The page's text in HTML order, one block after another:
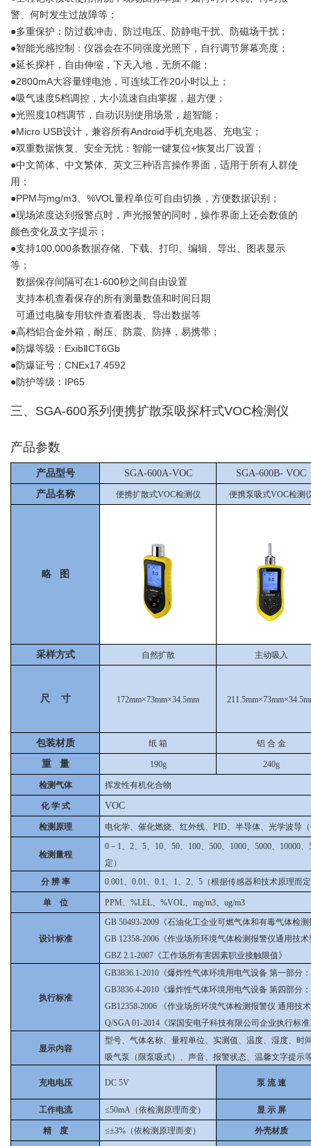
警、何时发生过故障等；
●多重保护：防过载冲击、防过电压、防静电干扰、防磁场干扰；
●智能光感控制：仪器会在不同强度光照下，自行调节屏幕亮度；
●延长探杆，自由伸缩，下天入地，无所不能；
●2800mA大容量锂电池，可连续工作20小时以上；
●吸气速度5档调控，大小流速自由掌握，超方便；
●光照度10档调节，自动识别使用场景，超智能；
●Micro USB设计，兼容所有Android手机充电器、充电宝；
●双重数据恢复、安全无忧：智能一键复位+恢复出厂设置；
●中文简体、中文繁体、英文三种语言操作界面，适用于所有人群使
用；
●PPM与mg/m3、%VOL量程单位可自由切换，方便数据识别；
●现场浓度达到报警点时，声光报警的同时，操作界面上还会数值的
颜色变化及文字提示；
●支持100,000条数据存储、下载、打印、编辑、导出、图表显示
等；
数据保存间隔可在1-600秒之间自由设置
支持本机查看保存的所有测量数值和时间日期
可通过电脑专用软件查看图表、导出数据等
●高档铝合金外箱，耐压、防震、防摔，易携带；
●防爆等级：ExibⅡCT6Gb
●防爆证号：CNEx17.4592
●防护等级：IP65
三、SGA-600系列便携扩散泵吸探杆式VOC检测仪
产品参数
产品型号 SGA-600A-VOC SGA-600B- VOC
产品名称
便携扩散式VOC检测仪 便携泵吸式VOC检测
略 图
采样方式 自然扩散 主动吸入
尺 寸 172mm×73mm×34.5mm
包装材质 纸 箱 铝 合 金
重 量 190g 240g
检测气体 挥发性有机化合物
化 学 式 VOC
检测原理 电化学、催化燃烧、红外线、PID、半导体、光学波导
检测量程
0－1、2、5、10、50、100、500、1000、5000、10000
定）
分 辨 率
0.001、0.01、0.1、1、2、5（根据传感器和技术原理而
单 位 PPM、%LEL、%VOL、mg/m3、ug/m3
设计标准
GB 50493-2009《石油化工企业可燃气体和有毒气体检
GB 12358-2006《作业场所环境气体检测报警仪通用技
GBZ 2.1-2007《工作场所有害因素职业接触限值》
执行标准
GB3836.1-2010《爆炸性气体环境用电气设备 第一部分
GB3836.4-2010《爆炸性气体环境用电气设备 第四部分
GB12358-2006 《作业场所环境气体检测报警仪 通用技
Q/SGA 01-2014《深国安电子科技有限公司企业执行标
显示内容
型号、气体名称、量程单位、实测值、温度、湿度、时
吸气泵（限泵吸式）、声音、报警状态、温馨文字提示
充电电压 DC 5V 泵 流 速
工作电流 ≤50mA（依检测原理而变） 显 示 屏
精 度 ≤±3%（依检测原理而变） 外壳材质